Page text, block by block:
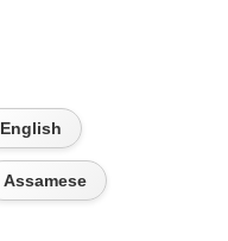
English
Assamese